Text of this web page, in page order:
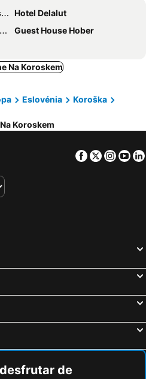
Hotel Delalut
Guest House Hober
Na Koroskem
Eslovénia
Koroška
Koroskem
Facebook
Twitter
de